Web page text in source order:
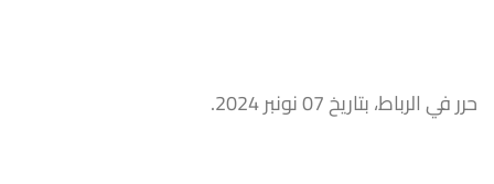
حرر في الرباط، بتاريخ 07 نونبر 2024.